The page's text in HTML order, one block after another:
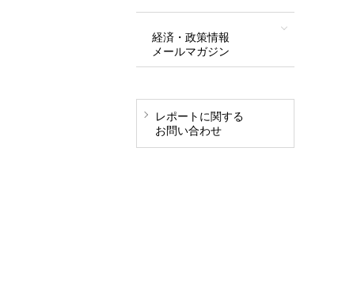
経済・政策情報
メールマガジン
レポートに関する
お問い合わせ